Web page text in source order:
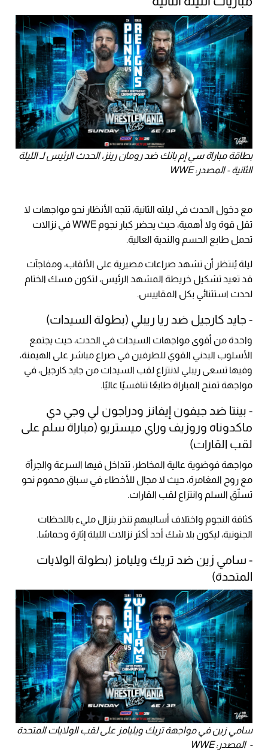
بطاقة مباراة سي إم بانك ضد رومان رينز، الحدث الرئيس لـ الليلة
الثانية - المصدر: WWE
مع دخول الحدث في ليلته الثانية، تتجه الأنظار نحو مواجهات لا
تقل قوة ولا أهمية، حيث يحضر كبار نجوم WWE في نزالات
تحمل طابع الحسم والندية العالية.
ليلة يُنتظر أن تشهد صراعات مصيرية على الألقاب، ومفاجآت
قد تعيد تشكيل خريطة المشهد الرئيس، لتكون مسك الختام
لحدث استثنائي بكل المقاييس.
- جايد كارجيل ضد ريا ريبلي (بطولة السيدات)
واحدة من أقوى مواجهات السيدات في الحدث، حيث يجتمع
الأسلوب البدني القوي للطرفين في صراع مباشر على الهيمنة،
وفيها تسعى ريبلي لانتزاع لقب السيدات من جايد كارجيل، في
مواجهة تمنح المباراة طابعًا تنافسيًا عاليًا.
- بينتا ضد جيفون إيفانز ودراجون لي وجي دي
ماكدوناه وروزيف وراي ميستريو (مباراة سلم على
لقب القارات)
مواجهة فوضوية عالية المخاطر، تتداخل فيها السرعة والجرأة
مع روح المغامرة، حيث لا مجال للأخطاء في سباق محموم نحو
تسلّق السلم وانتزاع لقب القارات.
كثافة النجوم واختلاف أساليبهم تنذر بنزال مليء باللحظات
الجنونية، ليكون بلا شك أحد أكثر نزالات الليلة إثارة وحماسًا.
- سامي زين ضد تريك ويليامز (بطولة الولايات
المتحدة)
سامي زين في مواجهة تريك ويليامز على لقب الولايات المتحدة
- المصدر: WWE